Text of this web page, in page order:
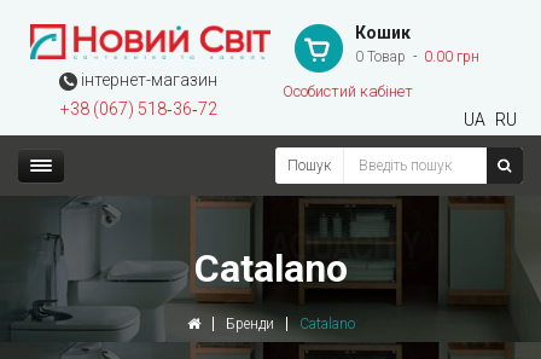
інтернет-магазин
+38 (067) 518‑36‑72
Кошик
0 Товар 0.00 грн
Особистий кабінет
UA RU
Пошук
Catalano
Бренди Catalano